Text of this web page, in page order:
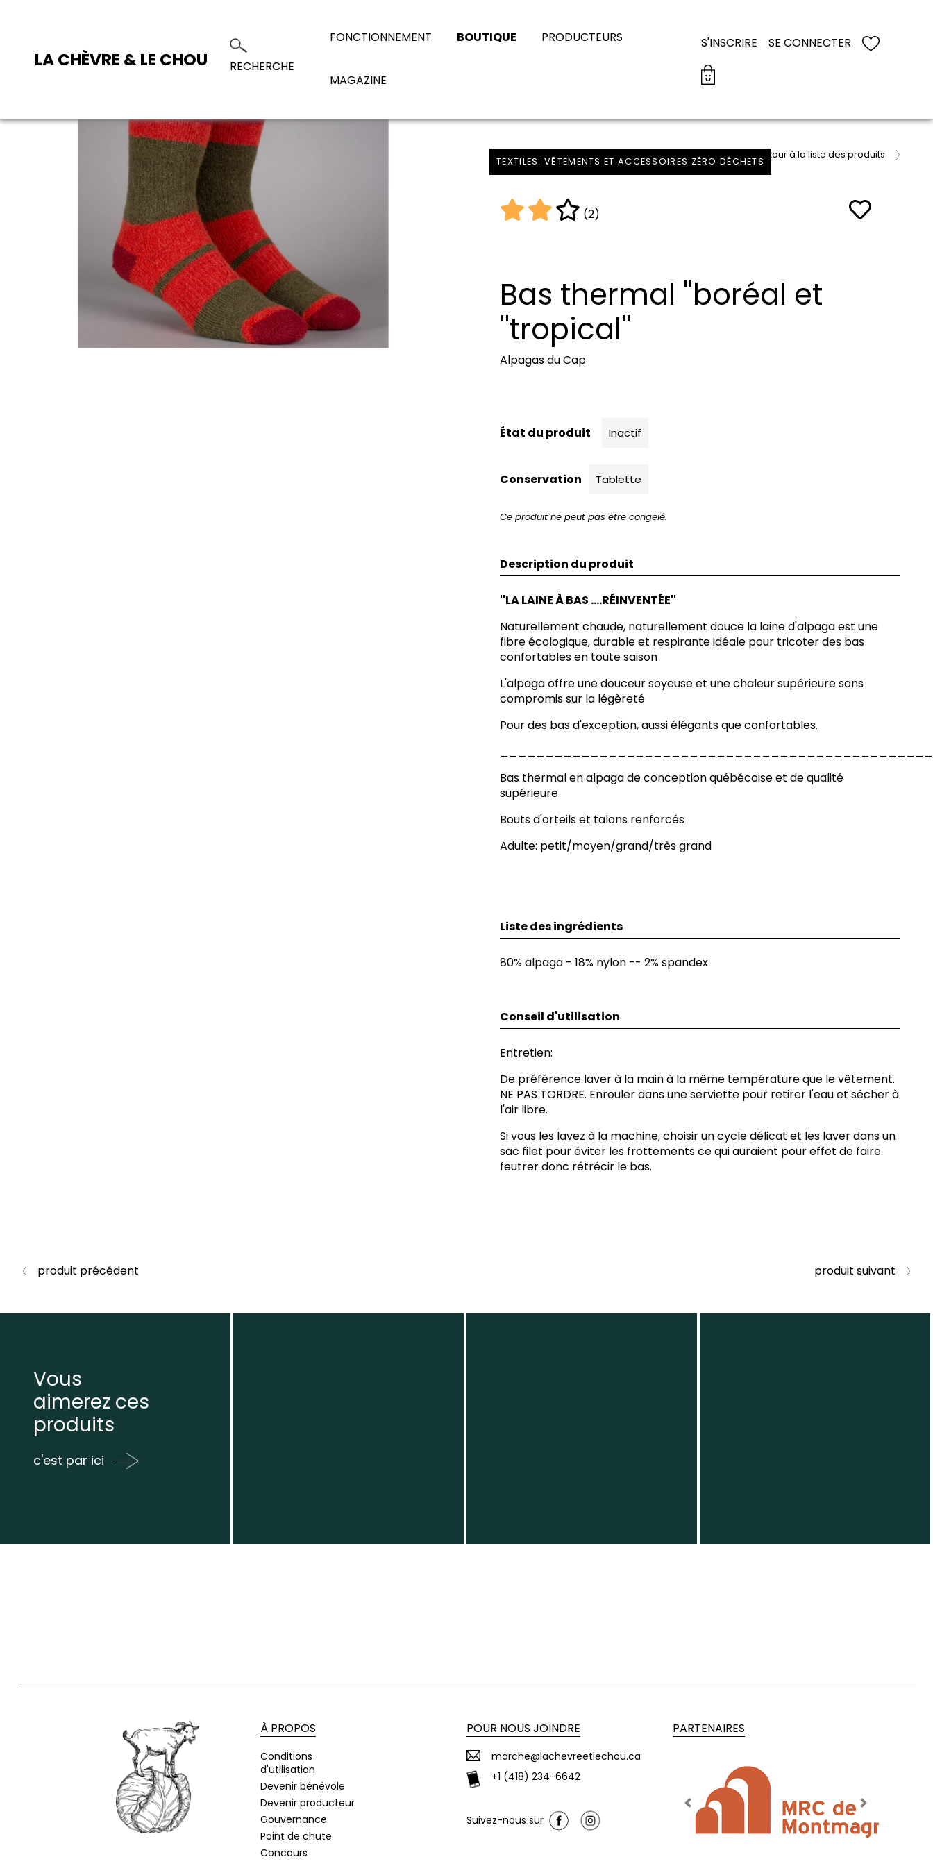
LA CHÈVRE & LE CHOU RECHERCHE
FONCTIONNEMENT BOUTIQUE PRODUCTEURS
MAGAZINE
S'INSCRIRE SE CONNECTER
TEXTILES: VÊTEMENTS ET ACCESSOIRES ZÉRO DÉCHETS
retour à la liste des produits
(2)
Bas thermal ''boréal et
''tropical''
Alpagas du Cap
État du produit Inactif
Conservation Tablette
Ce produit ne peut pas être congelé.
Description du produit
''LA LAINE À BAS ....RÉINVENTÉE''
Naturellement chaude, naturellement douce la laine d'alpaga est une
fibre écologique, durable et respirante idéale pour tricoter des bas
confortables en toute saison
L'alpaga offre une douceur soyeuse et une chaleur supérieure sans
compromis sur la légèreté
Pour des bas d'exception, aussi élégants que confortables.
Bas thermal en alpaga de conception québécoise et de qualité
supérieure
Bouts d'orteils et talons renforcés
Adulte: petit/moyen/grand/très grand
Liste des ingrédients
80% alpaga - 18% nylon -- 2% spandex
Conseil d'utilisation
Entretien:
De préférence laver à la main à la même température que le vêtement.
NE PAS TORDRE. Enrouler dans une serviette pour retirer l'eau et sécher à
l'air libre.
Si vous les lavez à la machine, choisir un cycle délicat et les laver dans un
sac filet pour éviter les frottements ce qui auraient pour effet de faire
feutrer donc rétrécir le bas.
produit précédent produit suivant
Vous
aimerez ces
produits
c'est par ici
À PROPOS
Conditions
d'utilisation
Devenir bénévole
Devenir producteur
Gouvernance
Point de chute
Concours
POUR NOUS JOINDRE
marche@lachevreetlechou.ca
+1 (418) 234-6642
Suivez-nous sur
PARTENAIRES
Previous Next